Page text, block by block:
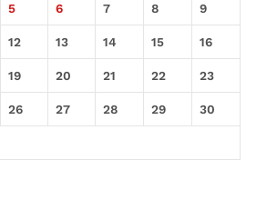
5 6 7 8 9
12 13 14 15 16
19 20 21 22 23
26 27 28 29 30